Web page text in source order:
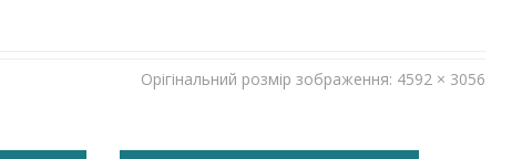
Орігінальний розмір зображення: 4592 × 3056